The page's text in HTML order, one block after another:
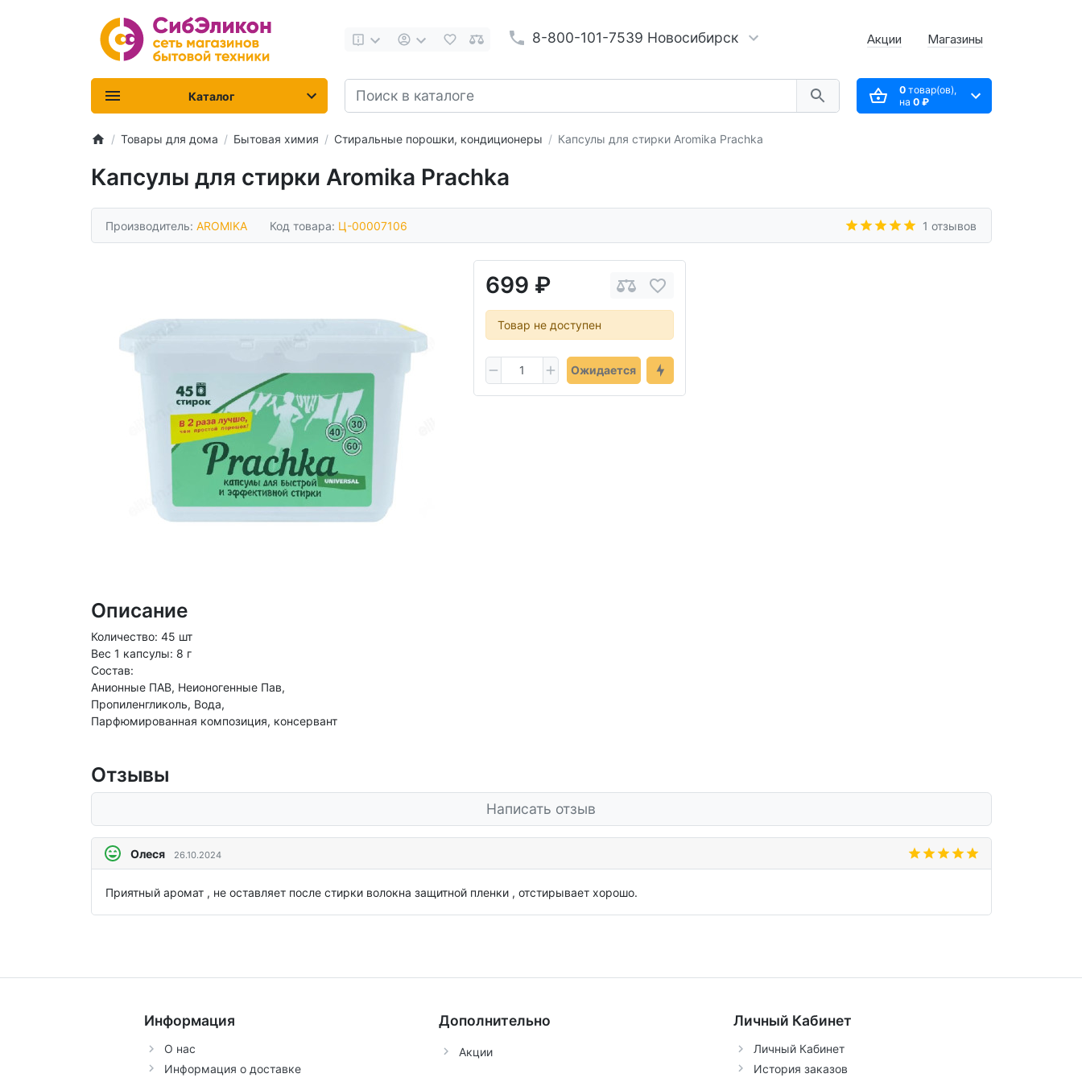
8-800-101-7539 Новосибирск Акции Магазины
0товар(ов),
на 0 ₽
Каталог
Товары для дома Бытовая химия Стиральные порошки, кондиционеры Капсулы для стирки Aromika Prachka
Капсулы для стирки Aromika Prachka
Производитель: AROMIKA Код товара: Ц-00007106 1 отзывов
699 ₽
Товар не доступен
Ожидается
Описание
Количество: 45 шт
Вес 1 капсулы: 8 г
Состав:
Анионные ПАВ, Неионогенные Пав,
Пропиленгликоль, Вода,
Парфюмированная композиция, консервант
Отзывы
Написать отзыв
Олеся 26.10.2024
Приятный аромат , не оставляет после стирки волокна защитной пленки , отстирывает хорошо.
Информация
О нас
Информация о доставке
Дополнительно
Акции
Личный Кабинет
Личный Кабинет
История заказов